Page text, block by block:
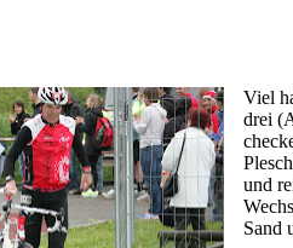
Viel
drei
und
Sand